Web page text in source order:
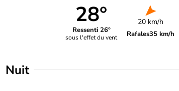
28°
Ressenti 26°
sous l'effet du vent
20 km/h
Rafales35 km/h
Nuit